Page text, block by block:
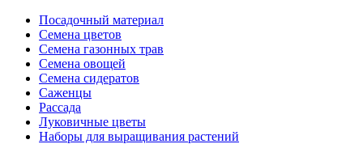
Посадочный материал
Семена цветов
Семена газонных трав
Семена овощей
Семена сидератов
Саженцы
Рассада
Луковичные цветы
Наборы для выращивания растений